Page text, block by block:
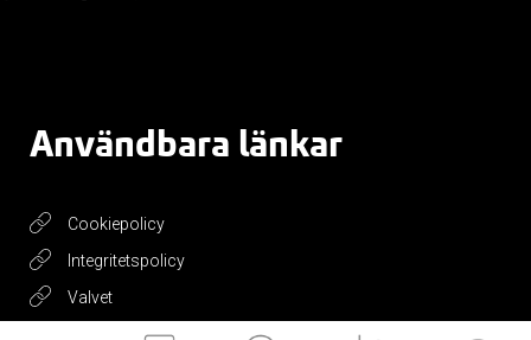
Användbara länkar
Cookiepolicy
Integritetspolicy
Valvet